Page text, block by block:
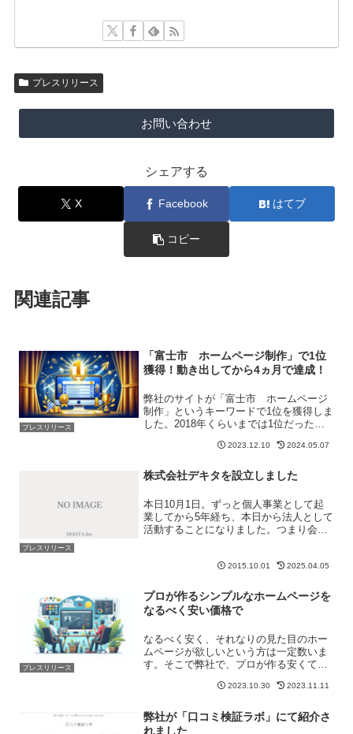
プレスリリース
お問い合わせ
シェアする
X Facebook はてブ
コピー
関連記事
プレスリリース
「富士市 ホームページ制作」で1位
獲得！動き出してから4ヵ月で達成！
弊社のサイトが「富士市 ホームページ
制作」というキーワードで1位を獲得しま
した。2018年くらいまでは1位だったの
ったく手をかけていなかったため、どん
落ちてしまってい...
2023.12.10 2024.05.07
プレスリリース
株式会社デキタを設立しました
本日10月1日。ずっと個人事業として起
業してから5年経ち、本日から法人として
活動することになりました。つまり会社
が、いろいろ考えるところがあり、今日
2015.10.01 2025.04.05
プレスリリース
プロが作るシンプルなホームページを
なるべく安い価格で
なるべく安く、それなりの見た目のホー
ムページが欲しいという方は一定数いま
す。そこで弊社で、プロが作る安くてシ
しました。ただ安いだけではありませ
らにレベルの高いサイトに構...
2023.10.30 2023.11.11
弊社が「口コミ検証ラボ」にて紹介さ
れました